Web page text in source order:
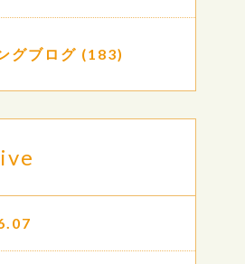
グブログ (183)